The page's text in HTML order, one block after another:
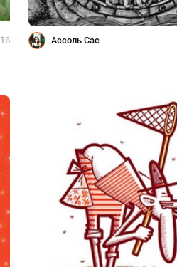
16 Ассоль Сас